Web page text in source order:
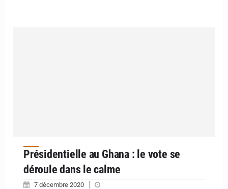
Présidentielle au Ghana : le vote se
déroule dans le calme
7 décembre 2020